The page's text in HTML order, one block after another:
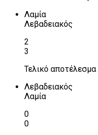
Λαμία
Λεβαδειακός
2
3
Τελικό αποτέλεσμα
Λεβαδειακός
Λαμία
0
0